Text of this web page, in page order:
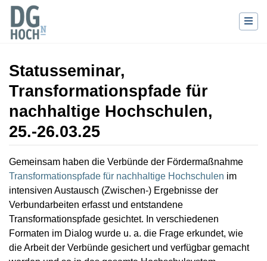
Statusseminar,
Transformationspfade für
nachhaltige Hochschulen,
25.-26.03.25
Wechseln zu:Navigation,Suche
Gemeinsam haben die Verbünde der Fördermaßnahme
Transformationspfade für nachhaltige Hochschulen im
intensiven Austausch (Zwischen-) Ergebnisse der
Verbundarbeiten erfasst und entstandene
Transformationspfade gesichtet. In verschiedenen
Formaten im Dialog wurde u. a. die Frage erkundet, wie
die Arbeit der Verbünde gesichert und verfügbar gemacht